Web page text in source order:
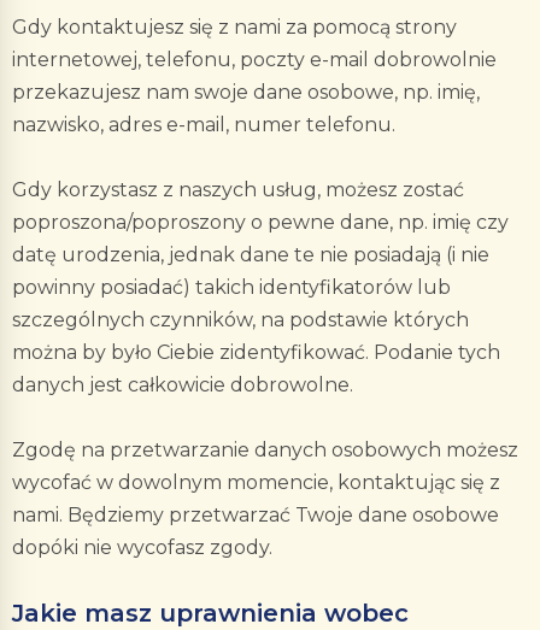
Gdy kontaktujesz się z nami za pomocą strony
internetowej, telefonu, poczty e-mail dobrowolnie
przekazujesz nam swoje dane osobowe, np. imię,
nazwisko, adres e-mail, numer telefonu.
Gdy korzystasz z naszych usług, możesz zostać
poproszona/poproszony o pewne dane, np. imię czy
datę urodzenia, jednak dane te nie posiadają (i nie
powinny posiadać) takich identyfikatorów lub
szczególnych czynników, na podstawie których
można by było Ciebie zidentyfikować. Podanie tych
danych jest całkowicie dobrowolne.
Zgodę na przetwarzanie danych osobowych możesz
wycofać w dowolnym momencie, kontaktując się z
nami. Będziemy przetwarzać Twoje dane osobowe
dopóki nie wycofasz zgody.
Jakie masz uprawnienia wobec